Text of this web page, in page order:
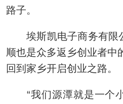
路子。
埃斯凯电子商务有限
顺也是众多返乡创业者中
回到家乡开启创业之路。
“我们源潭就是一个